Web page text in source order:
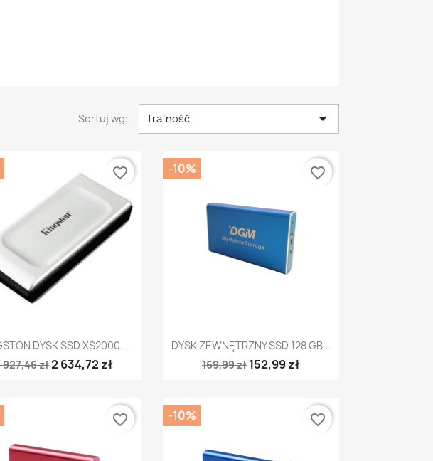
Sortuj wg: Trafność 
Szybki podgląd
DYSK SSD XS2000...
927,46 zł2 634,72 zł
favorite_border
Szybki podgląd
DYSK ZEWNĘTRZNY SSD 128 GB...
169,99 zł152,99 zł
-10% favorite_border
favorite_border -10% favorite_border